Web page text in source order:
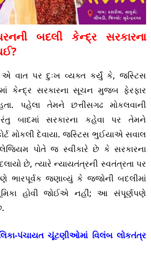
બદલી કેન્દ્ર સરકારના
વાત પર દુઃખ વ્યક્ત કર્યું કે, જસ્ટિસ
કેન્દ્ર સરકારના સૂચન મુજબ ફેરફાર
પહેલા તેમને છત્તીસગઢ મોકલવાની
બાદમાં સરકારના કહેવા પર તેમને
મોકલી દેવાયા. જસ્ટિસ ભુઈયાએ સવાલ
પોતે જ સ્વીકારે છે કે સરકારના
છે, ત્યારે ન્યાયતંત્રની સ્વતંત્રતા પર
ભારપૂર્વક જણાવ્યું કે જજોની બદલીમાં
હોવી જોઈએ નહીં; આ સંપૂર્ણપણે
પંચાયત ચૂંટણીઓમાં વિલંબ લોકતંત્ર